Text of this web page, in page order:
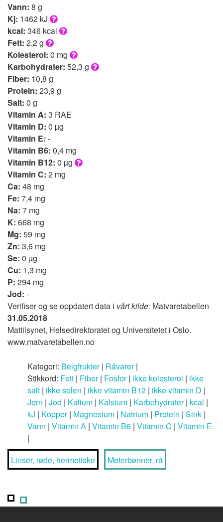
Vann: 8 g
Kj: 1462 kJ
kcal: 346 kcal
Fett: 2,2 g
Kolesterol: 0 mg
Karbohydrater: 52,3 g
Fiber: 10,8 g
Protein: 23,9 g
Salt: 0 g
Vitamin A: 3 RAE
Vitamin D: 0 µg
Vitamin E: -
Vitamin B6: 0,4 mg
Vitamin B12: 0 µg
Vitamin C: 2 mg
Ca: 48 mg
Fe: 7,4 mg
Na: 7 mg
K: 668 mg
Mg: 59 mg
Zn: 3,6 mg
Se: 0 µg
Cu: 1,3 mg
P: 294 mg
Jod: -
Verifiser og se oppdatert data i vårt kilde: Matvaretabellen
31.05.2018
Mattilsynet, Helsedirektoratet og Universitetet i Oslo.
www.matvaretabellen.no
Kategori: Belgfrukter| Råvarer|
Stikkord: Fett | Fiber| Fosfor| ikke kolesterol | ikke
salt | ikke selen | ikke vitamin B12 | ikke vitamin D |
Jern | Jod | Kalium | Kalsium | Karbohydrater| kcal |
kJ | Kopper| Magnesium | Natrium | Protein | Sink |
Vann | Vitamin A | Vitamin B6 | Vitamin C | Vitamin E
|
Linser, røde, hermetiske
Meterbønner, rå